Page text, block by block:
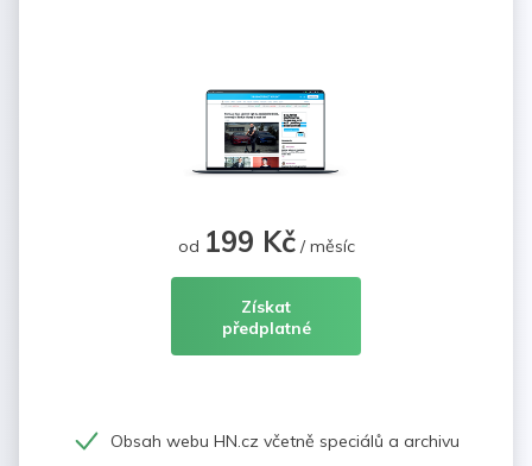
od 199 Kč/ měsíc
Získat
předplatné
Obsah webu HN.cz včetně speciálů a archivu